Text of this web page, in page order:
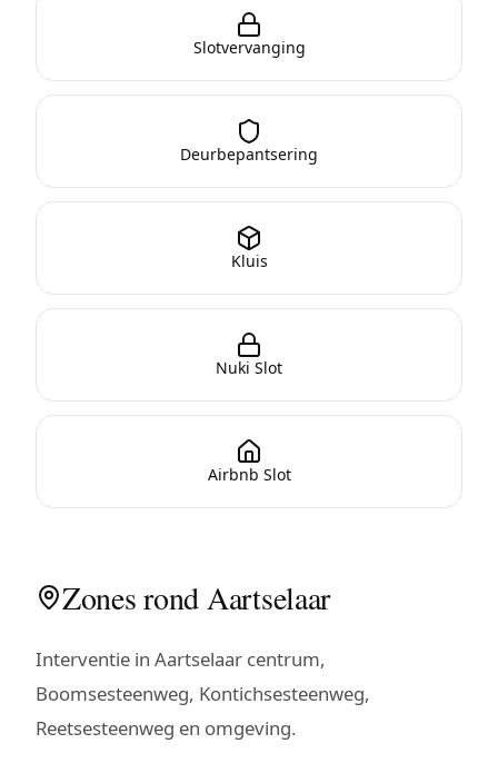
Slotvervanging
Deurbepantsering
Kluis
Nuki Slot
Airbnb Slot
Zones rond Aartselaar
Interventie in Aartselaar centrum,
Boomsesteenweg, Kontichsesteenweg,
Reetsesteenweg en omgeving.